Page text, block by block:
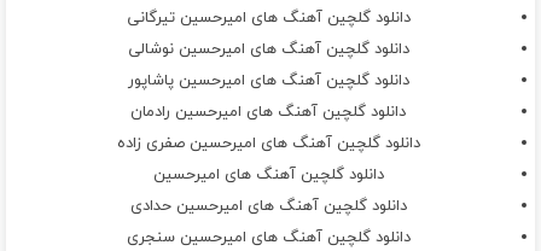
دانلود گلچین آهنگ های امیرحسین تیرگانی
دانلود گلچین آهنگ های امیرحسین نوشالی
دانلود گلچین آهنگ های امیرحسین پاشاپور
دانلود گلچین آهنگ های امیرحسین رادمان
دانلود گلچین آهنگ های امیرحسین صفری زاده
دانلود گلچین آهنگ های امیرحسین
دانلود گلچین آهنگ های امیرحسین حدادی
دانلود گلچین آهنگ های امیرحسین سنجری